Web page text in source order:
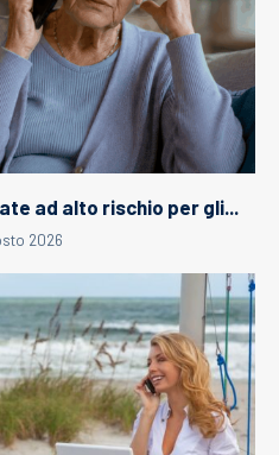
ad alto rischio per gli...
2026